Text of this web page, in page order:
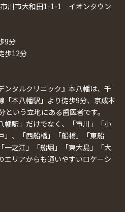
川市大和田1-1-1 イオンタウン
9分
歩12分
ンタルクリニック』本八幡は、千
「本八幡駅」より徒歩9分、京成本
いう立地にある歯医者です。
幡駅」だけでなく、「市川」「小
」、「西船橋」「船橋」「東船
一之江」「船堀」「東大島」「大
エリアからも通いやすいロケーシ